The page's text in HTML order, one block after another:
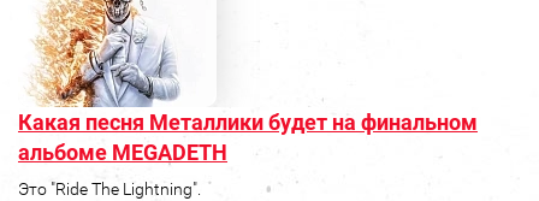
Какая песня Металлики будет на финальном
альбоме MEGADETH
Это "Ride The Lightning".